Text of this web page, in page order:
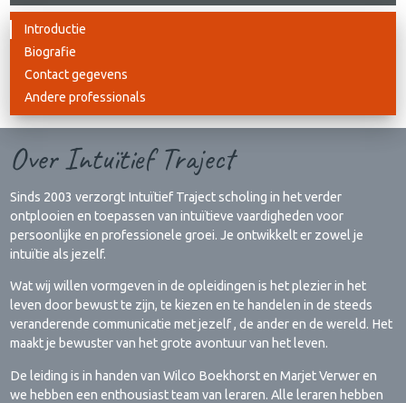
Introductie
Biografie
Contact gegevens
Andere professionals
Over Intuïtief Traject
Sinds 2003 verzorgt Intuïtief Traject scholing in het verder
ontplooien en toepassen van intuïtieve vaardigheden voor
persoonlijke en professionele groei. Je ontwikkelt er zowel je
intuïtie als jezelf.
Wat wij willen vormgeven in de opleidingen is het plezier in het
leven door bewust te zijn, te kiezen en te handelen in de steeds
veranderende communicatie met jezelf , de ander en de wereld. Het
maakt je bewuster van het grote avontuur van het leven.
De leiding is in handen van Wilco Boekhorst en Marjet Verwer en
we hebben een enthousiast team van leraren. Alle leraren hebben